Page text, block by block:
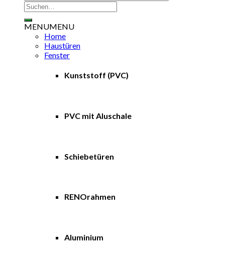
Suche
nach:
MENUMENU
Home
Haustüren
Fenster
Kunststoff (PVC)
PVC mit Aluschale
Schiebetüren
RENOrahmen
Aluminium